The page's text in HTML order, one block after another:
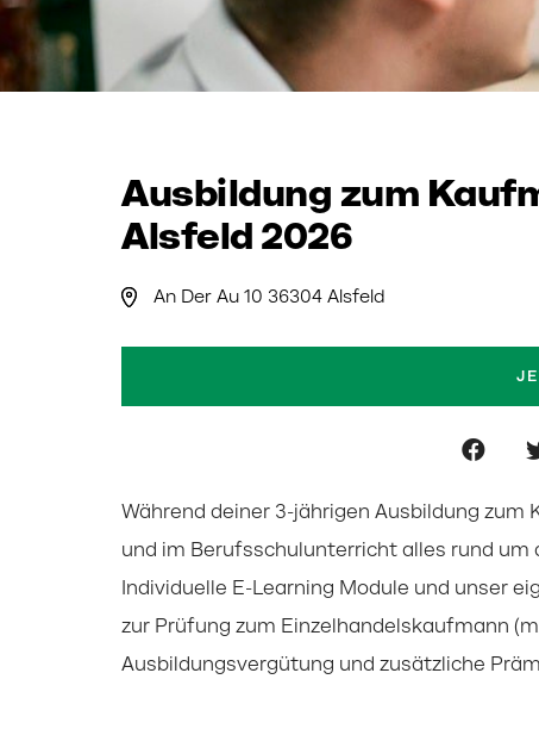
Ausbildung zum
Alsfeld 2026
An Der Au 10 36304 Alsfeld
Während deiner 3-jährigen Ausbildung
und im Berufsschulunterricht alles rund
Individuelle E-Learning Module und unser
zur Prüfung zum Einzelhandelskaufmann
Ausbildungsvergütung und zusätzliche